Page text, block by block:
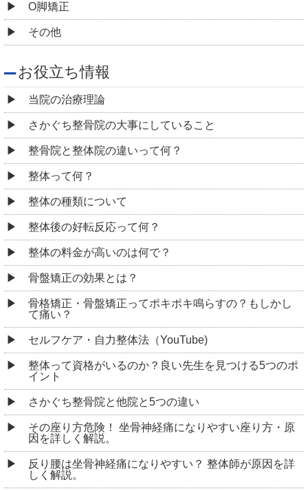
O脚矯正
その他
お役立ち情報
当院の治療理論
さかぐち整骨院の大事にしていること
整骨院と整体院の違いって何？
整体って何？
整体の種類について
整体後の好転反応って何？
整体の料金が高いのは何で？
骨盤矯正の効果とは？
骨格矯正・骨盤矯正ってポキポキ鳴らすの？もしかし
て痛い？
セルフケア・自力整体法（YouTube)
整体って資格がいるのか？良い先生を見つける5つのポ
イント
さかぐち整骨院と他院と5つの違い
その座り方危険！ 坐骨神経痛になりやすい座り方・原
因を詳しく解説。
反り腰は坐骨神経痛になりやすい？ 整体師が原因を詳
しく解説。